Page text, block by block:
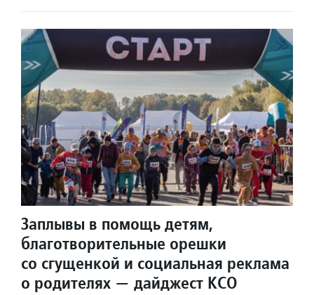
Заплывы в помощь детям,
благотворительные орешки
со сгущенкой и социальная реклама
о родителях — дайджест КСО